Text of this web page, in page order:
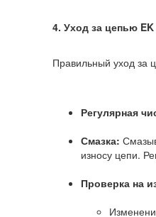
4. Уход за цепью
Правильный уход за
Регулярная
Смазка:
износу цепи.
Проверка на